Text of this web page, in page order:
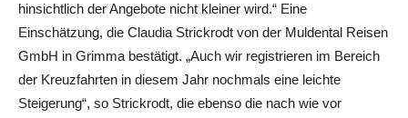
hinsichtlich der Angebote nicht kleiner wird.“ Eine
Einschätzung, die Claudia Strickrodt von der Muldental Reisen
GmbH in Grimma bestätigt. „Auch wir registrieren im Bereich
der Kreuzfahrten in diesem Jahr nochmals eine leichte
Steigerung“, so Strickrodt, die ebenso die nach wie vor